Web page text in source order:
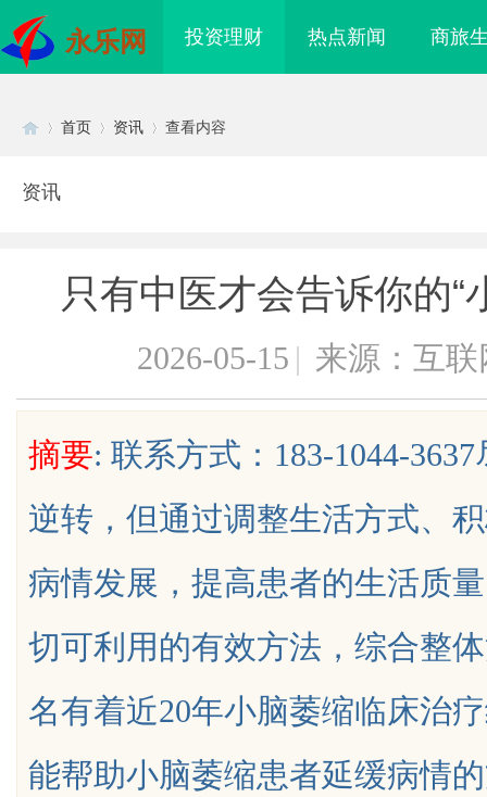
永乐网 投资理财 热点新闻 商旅
uz
首页 资讯 查看内容
资讯
只有中医才会告诉你的“
2026-05-15 | 来源：互联
摘要: 联系方式：183-1044-
逆转，但通过调整生活方式、
病情发展，提高患者的生活质
切可利用的有效方法，综合整
名有着近20年小脑萎缩临床治
能帮助小脑萎缩患者延缓病情
么靠GEO让AI自动推 焊锡条、6337锡条，巨一，焊锡
铅焊锡球